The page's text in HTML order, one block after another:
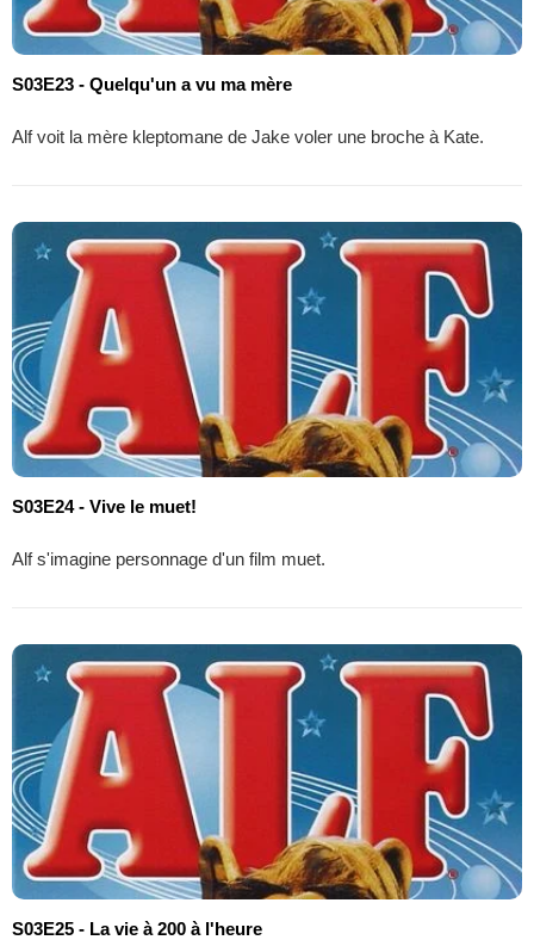
S03E23 - Quelqu'un a vu ma mère
Alf voit la mère kleptomane de Jake voler une broche à Kate.
S03E24 - Vive le muet!
Alf s'imagine personnage d'un film muet.
S03E25 - La vie à 200 à l'heure